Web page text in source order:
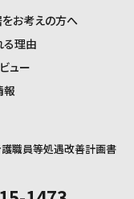
お考えの方へ
理由
ュー
報
職員等処遇改善計画書